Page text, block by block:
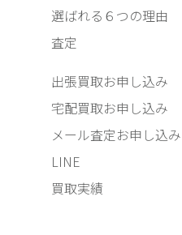
選ばれる６つの理由
査定
出張買取お申し込み
宅配買取お申し込み
メール査定お申し込み
LINE
買取実績